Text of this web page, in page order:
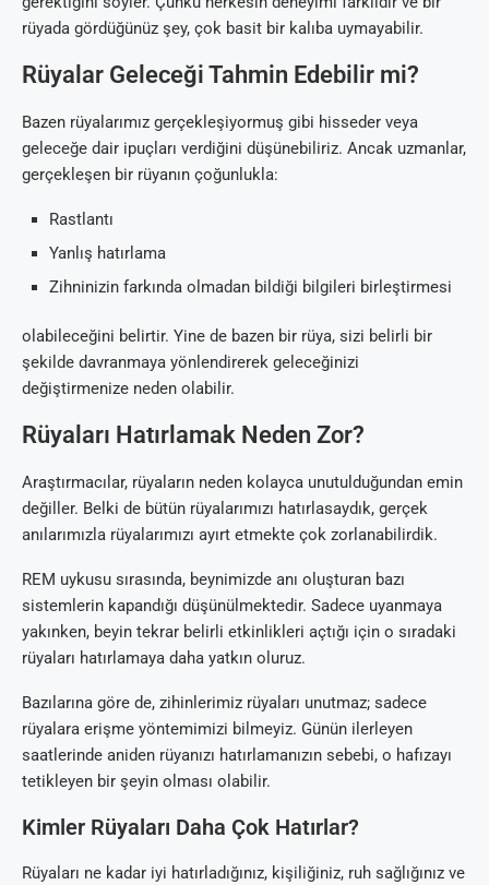
rüyada gördüğünüz şey, çok basit bir kalıba uymayabilir.
Rüyalar Geleceği Tahmin Edebilir mi?
Bazen rüyalarımız gerçekleşiyormuş gibi hisseder veya
geleceğe dair ipuçları verdiğini düşünebiliriz. Ancak uzmanlar,
gerçekleşen bir rüyanın çoğunlukla:
Rastlantı
Yanlış hatırlama
Zihninizin farkında olmadan bildiği bilgileri birleştirmesi
olabileceğini belirtir. Yine de bazen bir rüya, sizi belirli bir
şekilde davranmaya yönlendirerek geleceğinizi
değiştirmenize neden olabilir.
Rüyaları Hatırlamak Neden Zor?
Araştırmacılar, rüyaların neden kolayca unutulduğundan emin
değiller. Belki de bütün rüyalarımızı hatırlasaydık, gerçek
anılarımızla rüyalarımızı ayırt etmekte çok zorlanabilirdik.
REM uykusu sırasında, beynimizde anı oluşturan bazı
sistemlerin kapandığı düşünülmektedir. Sadece uyanmaya
yakınken, beyin tekrar belirli etkinlikleri açtığı için o sıradaki
rüyaları hatırlamaya daha yatkın oluruz.
Bazılarına göre de, zihinlerimiz rüyaları unutmaz; sadece
rüyalara erişme yöntemimizi bilmeyiz. Günün ilerleyen
saatlerinde aniden rüyanızı hatırlamanızın sebebi, o hafızayı
tetikleyen bir şeyin olması olabilir.
Kimler Rüyaları Daha Çok Hatırlar?
Rüyaları ne kadar iyi hatırladığınız, kişiliğiniz, ruh sağlığınız ve